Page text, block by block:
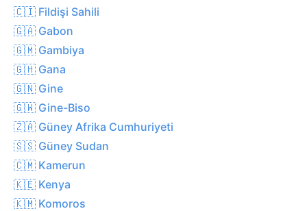
🇨🇮 Fildişi Sahili
🇬🇦 Gabon
🇬🇲 Gambiya
🇬🇭 Gana
🇬🇳 Gine
🇬🇼 Gine-Biso
🇿🇦 Güney Afrika Cumhuriyeti
🇸🇸 Güney Sudan
🇨🇲 Kamerun
🇰🇪 Kenya
🇰🇲 Komoros